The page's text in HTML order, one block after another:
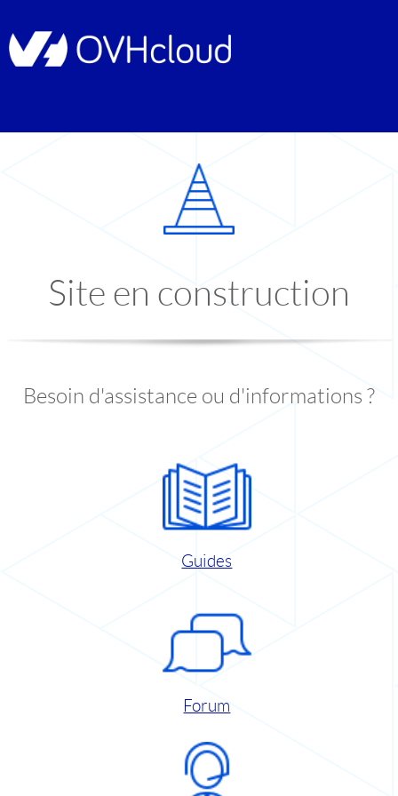
Site en construction
Besoin d'assistance ou d'informations ?
Guides
Forum